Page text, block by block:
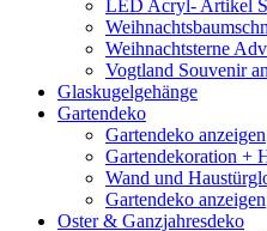
LED Acryl- Artikel
Weihnachtsterne
Vogtland Souvenir
Glaskugelgehänge
Gartendeko
Gartendeko anzeigen
Gartendekoration +
Wand und
Gartendeko anzeigen
Oster & Ganzjahresdeko